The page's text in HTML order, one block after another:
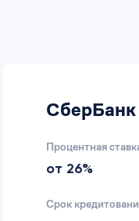
СберБанк
Процентная
от 26%
Срок